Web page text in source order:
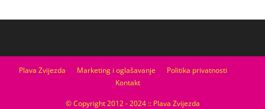
Plava Zvijezda Marketing i oglašavanje
Politika privatnosti
Kontakt
© Copyright 2012 - 2024 :: Plava Zvijezda